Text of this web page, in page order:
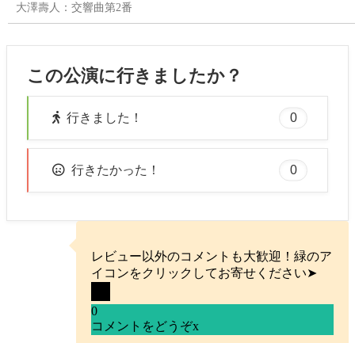
大澤壽人：交響曲第2番
この公演に行きましたか？
行きました！ 0
行きたかった！ 0
レビュー以外のコメントも大歓迎！緑のア
イコンをクリックしてお寄せください➤
0
コメントをどうぞx